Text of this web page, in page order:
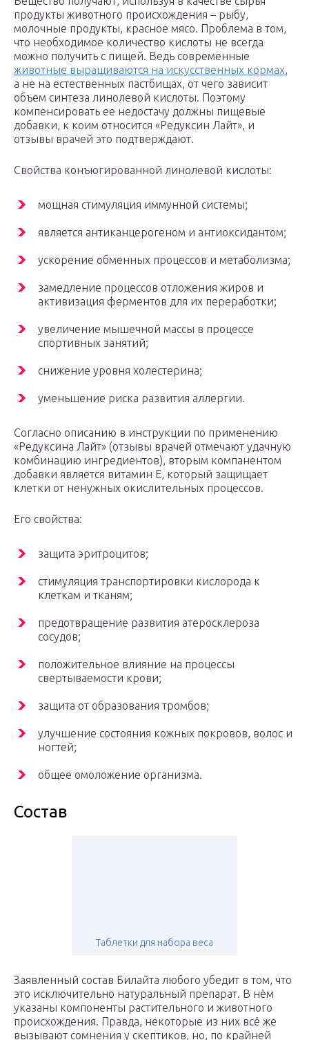
продукты животного происхождения – рыбу,
молочные продукты, красное мясо. Проблема в том,
что необходимое количество кислоты не всегда
можно получить с пищей. Ведь современные
животные выращиваются на искусственных кормах,
а не на естественных пастбищах, от чего зависит
объем синтеза линолевой кислоты. Поэтому
компенсировать ее недостачу должны пищевые
добавки, к коим относится «Редуксин Лайт», и
отзывы врачей это подтверждают.
Свойства конъюгированной линолевой кислоты:
мощная стимуляция иммунной системы;
является антиканцерогеном и антиоксидантом;
ускорение обменных процессов и метаболизма;
замедление процессов отложения жиров и
активизация ферментов для их переработки;
увеличение мышечной массы в процессе
спортивных занятий;
снижение уровня холестерина;
уменьшение риска развития аллергии.
Согласно описанию в инструкции по применению
«Редуксина Лайт» (отзывы врачей отмечают удачную
комбинацию ингредиентов), вторым компанентом
добавки является витамин Е, который защищает
клетки от ненужных окислительных процессов.
Его свойства:
защита эритроцитов;
стимуляция транспортировки кислорода к
клеткам и тканям;
предотвращение развития атеросклероза
сосудов;
положительное влияние на процессы
свертываемости крови;
защита от образования тромбов;
улучшение состояния кожных покровов, волос и
ногтей;
общее омоложение организма.
Состав
Таблетки для набора веса
Заявленный состав Билайта любого убедит в том, что
это исключительно натуральный препарат. В нём
указаны компоненты растительного и животного
происхождения. Правда, некоторые из них всё же
вызывают сомнения у скептиков, но, по крайней